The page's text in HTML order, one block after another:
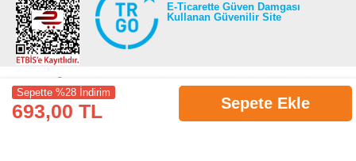
Sepette %28 İndirim
693,00 TL Sepete Ekle
E-Ticarette Güven Damgası
Kullanan Güvenilir Site
©2026 Tüm modaselvim.com hakları saklıdır.